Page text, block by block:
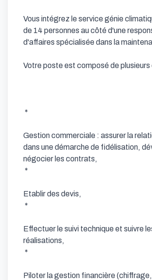
Vous intégrez le service génie
de 14 personnes au côté d'une
d'affaires spécialisée dans la
Votre poste est composé de plusieurs
Gestion commerciale : assurer la
dans une démarche de fidélisation,
négocier les contrats,
Etablir des devis,
Effectuer le suivi technique et suivre
réalisations,
Piloter la gestion financière